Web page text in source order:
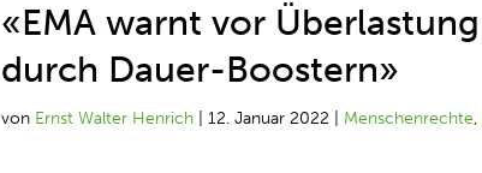
«EMA warnt vor
durch Dauer-Boostern»
von Ernst Walter Henrich |12. Januar 2022 Menschenrechte,